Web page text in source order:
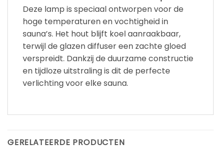
Deze lamp is speciaal ontworpen voor de
hoge temperaturen en vochtigheid in
sauna’s. Het hout blijft koel aanraakbaar,
terwijl de glazen diffuser een zachte gloed
verspreidt. Dankzij de duurzame constructie
en tijdloze uitstraling is dit de perfecte
verlichting voor elke sauna.
GERELATEERDE PRODUCTEN